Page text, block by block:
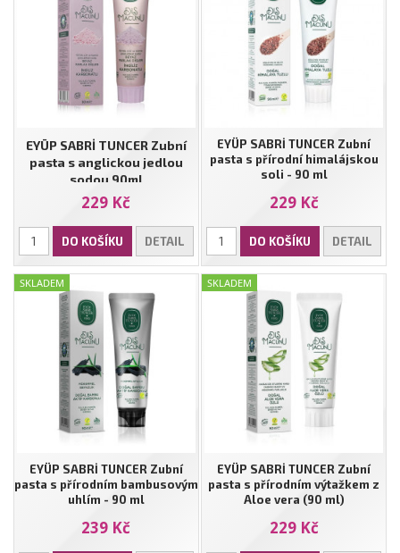
EYÜP SABRİ TUNCER Zubní
pasta s anglickou jedlou
sodou 90ml
229 Kč
DO KOŠÍKU DETAIL
EYÜP SABRİ TUNCER Zubní
pasta s přírodní himalájskou
soli - 90 ml
229 Kč
DO KOŠÍKU DETAIL
EYÜP SABRİ TUNCER Zubní
pasta s přírodním bambusovým
uhlím - 90 ml
239 Kč
SKLADEM
EYÜP SABRİ TUNCER Zubní
pasta s přírodním výtažkem z
Aloe vera (90 ml)
229 Kč
SKLADEM